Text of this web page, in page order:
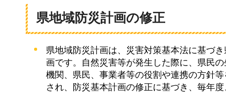
県地域防災計画の修正
県地域防災計画は、災害対策基本法に基づ
画です。自然災害等が発生した際に、県民
機関、県民、事業者等の役割や連携の方針
され、防災基本計画の修正に基づき、毎年